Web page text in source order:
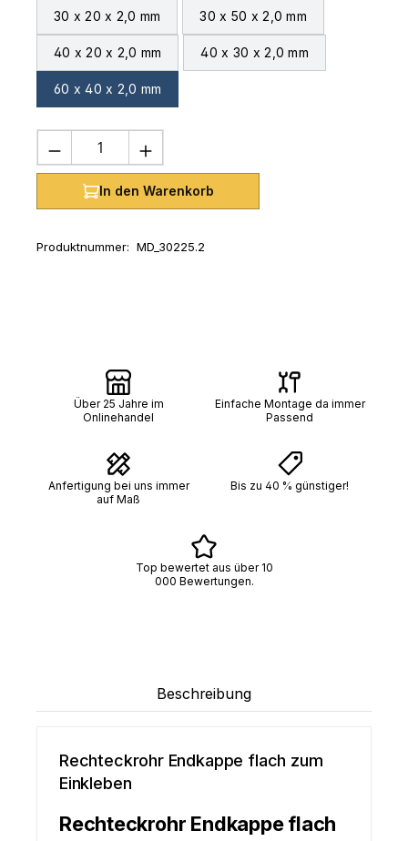
30 x 20 x 2,0 mm 30 x 50 x 2,0 mm
40 x 20 x 2,0 mm 40 x 30 x 2,0 mm
60 x 40 x 2,0 mm
Produkt Anzahl: Gib den
In den Warenkorb
Produktnummer: MD_30225.2
Über 25 Jahre im
Onlinehandel
Einfache Montage da immer
Passend
Anfertigung bei uns immer
auf Maß
Bis zu 40 % günstiger!
Top bewertet aus über 10
000 Bewertungen.
Beschreibung
Rechteckrohr Endkappe flach zum
Einkleben
Rechteckrohr Endkappe flach